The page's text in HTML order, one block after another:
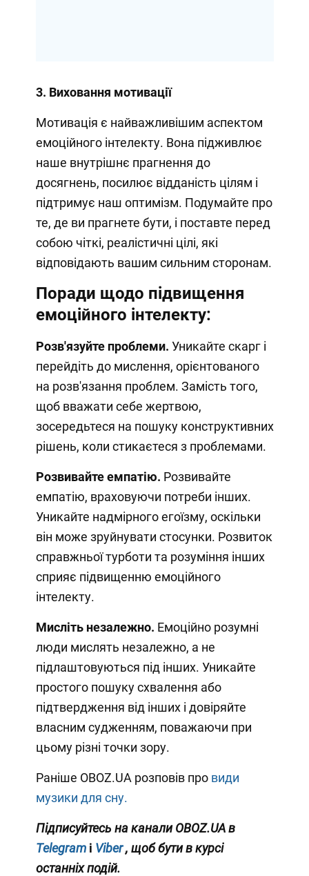
3. Виховання мотивації
Мотивація є найважливішим аспектом
емоційного інтелекту. Вона підживлює
наше внутрішнє прагнення до
досягнень, посилює відданість цілям і
підтримує наш оптимізм. Подумайте про
те, де ви прагнете бути, і поставте перед
собою чіткі, реалістичні цілі, які
відповідають вашим сильним сторонам.
Поради щодо підвищення
емоційного інтелекту:
Розв'язуйте проблеми. Уникайте скарг і
перейдіть до мислення, орієнтованого
на розв'язання проблем. Замість того,
щоб вважати себе жертвою,
зосередьтеся на пошуку конструктивних
рішень, коли стикаєтеся з проблемами.
Розвивайте емпатію. Розвивайте
емпатію, враховуючи потреби інших.
Уникайте надмірного егоїзму, оскільки
він може зруйнувати стосунки. Розвиток
справжньої турботи та розуміння інших
сприяє підвищенню емоційного
інтелекту.
Мисліть незалежно. Емоційно розумні
люди мислять незалежно, а не
підлаштовуються під інших. Уникайте
простого пошуку схвалення або
підтвердження від інших і довіряйте
власним судженням, поважаючи при
цьому різні точки зору.
Раніше OBOZ.UA розповів про види
музики для сну.
Підписуйтесь на канали OBOZ.UA в
Telegram і Viber , щоб бути в курсі
останніх подій.